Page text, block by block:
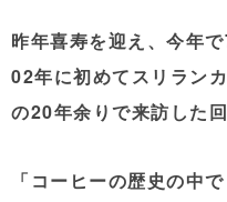
昨年喜寿を迎え、今年
02年に初めてスリラン
の20年余りで来訪した
「コーヒーの歴史の中